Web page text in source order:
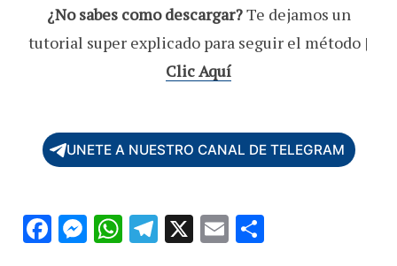
¿No sabes como descargar?Te dejamos un
tutorial super explicado para seguir el método |
Clic Aquí
UNETE A NUESTRO CANAL DE TELEGRAM
F M W T X E